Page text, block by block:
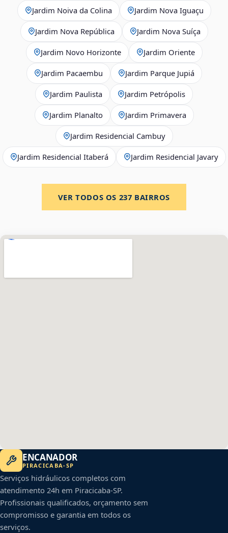
Jardim Noiva da Colina Jardim Nova Iguaçu
Jardim Nova República Jardim Nova Suíça
Jardim Novo Horizonte Jardim Oriente
Jardim Pacaembu Jardim Parque Jupiá
Jardim Paulista Jardim Petrópolis
Jardim Planalto Jardim Primavera
Jardim Residencial Cambuy
Jardim Residencial Itaberá Jardim Residencial Javary
VER TODOS OS 237 BAIRROS
ENCANADOR
PIRACICABA-SP
Serviços hidráulicos completos com
atendimento 24h em Piracicaba-SP.
Profissionais qualificados, orçamento sem
compromisso e garantia em todos os
serviços.